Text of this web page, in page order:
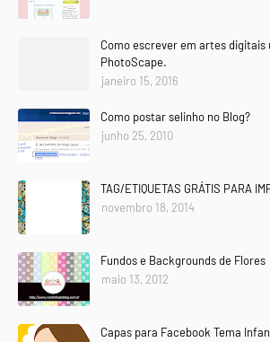
Como escrever em artes digitais
PhotoScape.
janeiro 15, 2016
Como postar selinho no Blog?
junho 25, 2010
TAG/ETIQUETAS GRÁTIS PARA
novembro 18, 2014
Fundos e Backgrounds de Flores
maio 13, 2012
Capas para Facebook Tema